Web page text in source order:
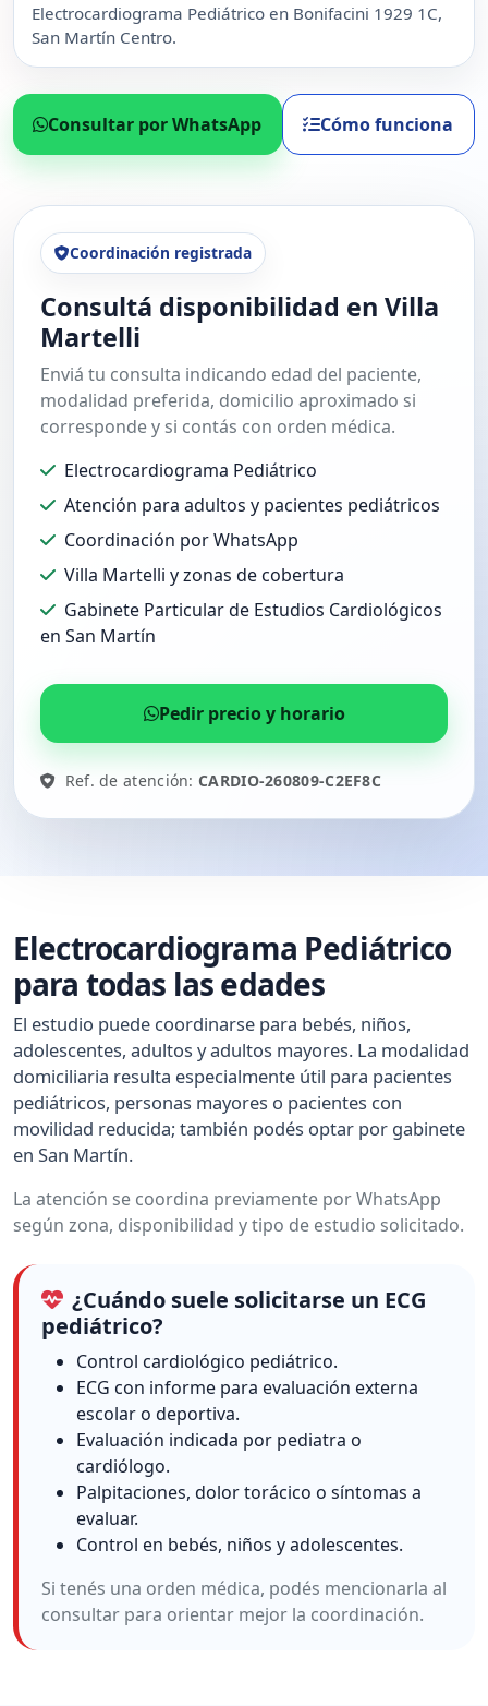
Electrocardiograma Pediátrico en Bonifacini 1929 1C,
San Martín Centro.
Consultar por WhatsApp Cómo funciona
Coordinación registrada
Consultá disponibilidad en Villa
Martelli
Enviá tu consulta indicando edad del paciente,
modalidad preferida, domicilio aproximado si
corresponde y si contás con orden médica.
Electrocardiograma Pediátrico
Atención para adultos y pacientes pediátricos
Coordinación por WhatsApp
Villa Martelli y zonas de cobertura
Gabinete Particular de Estudios Cardiológicos
en San Martín
Pedir precio y horario
Ref. de atención:CARDIO-260809-C2EF8C
Electrocardiograma Pediátrico
para todas las edades
El estudio puede coordinarse para bebés, niños,
adolescentes, adultos y adultos mayores. La modalidad
domiciliaria resulta especialmente útil para pacientes
pediátricos, personas mayores o pacientes con
movilidad reducida; también podés optar por gabinete
en San Martín.
La atención se coordina previamente por WhatsApp
según zona, disponibilidad y tipo de estudio solicitado.
¿Cuándo suele solicitarse un ECG
pediátrico?
Control cardiológico pediátrico.
ECG con informe para evaluación externa
escolar o deportiva.
Evaluación indicada por pediatra o
cardiólogo.
Palpitaciones, dolor torácico o síntomas a
evaluar.
Control en bebés, niños y adolescentes.
Si tenés una orden médica, podés mencionarla al
consultar para orientar mejor la coordinación.